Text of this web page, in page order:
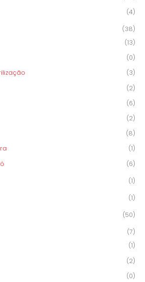
(4)
(38)
(13)
(0)
(3)
(2)
(6)
(2)
(8)
(1)
(6)
(1)
(1)
(50)
(7)
(1)
(2)
(0)